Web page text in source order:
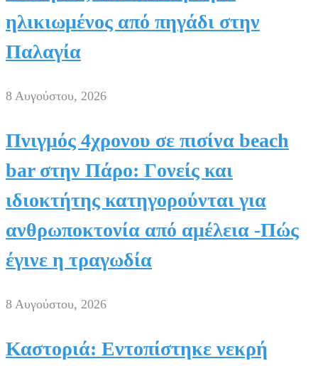
ηλικιωμένος από πηγάδι στην
Παλαγία
8 Αυγούστου, 2026
Πνιγμός 4χρονου σε πισίνα beach
bar στην Πάρο: Γονείς και
ιδιοκτήτης κατηγορούνται για
ανθρωποκτονία από αμέλεια -Πώς
έγινε η τραγωδία
8 Αυγούστου, 2026
Καστοριά: Εντοπίστηκε νεκρή